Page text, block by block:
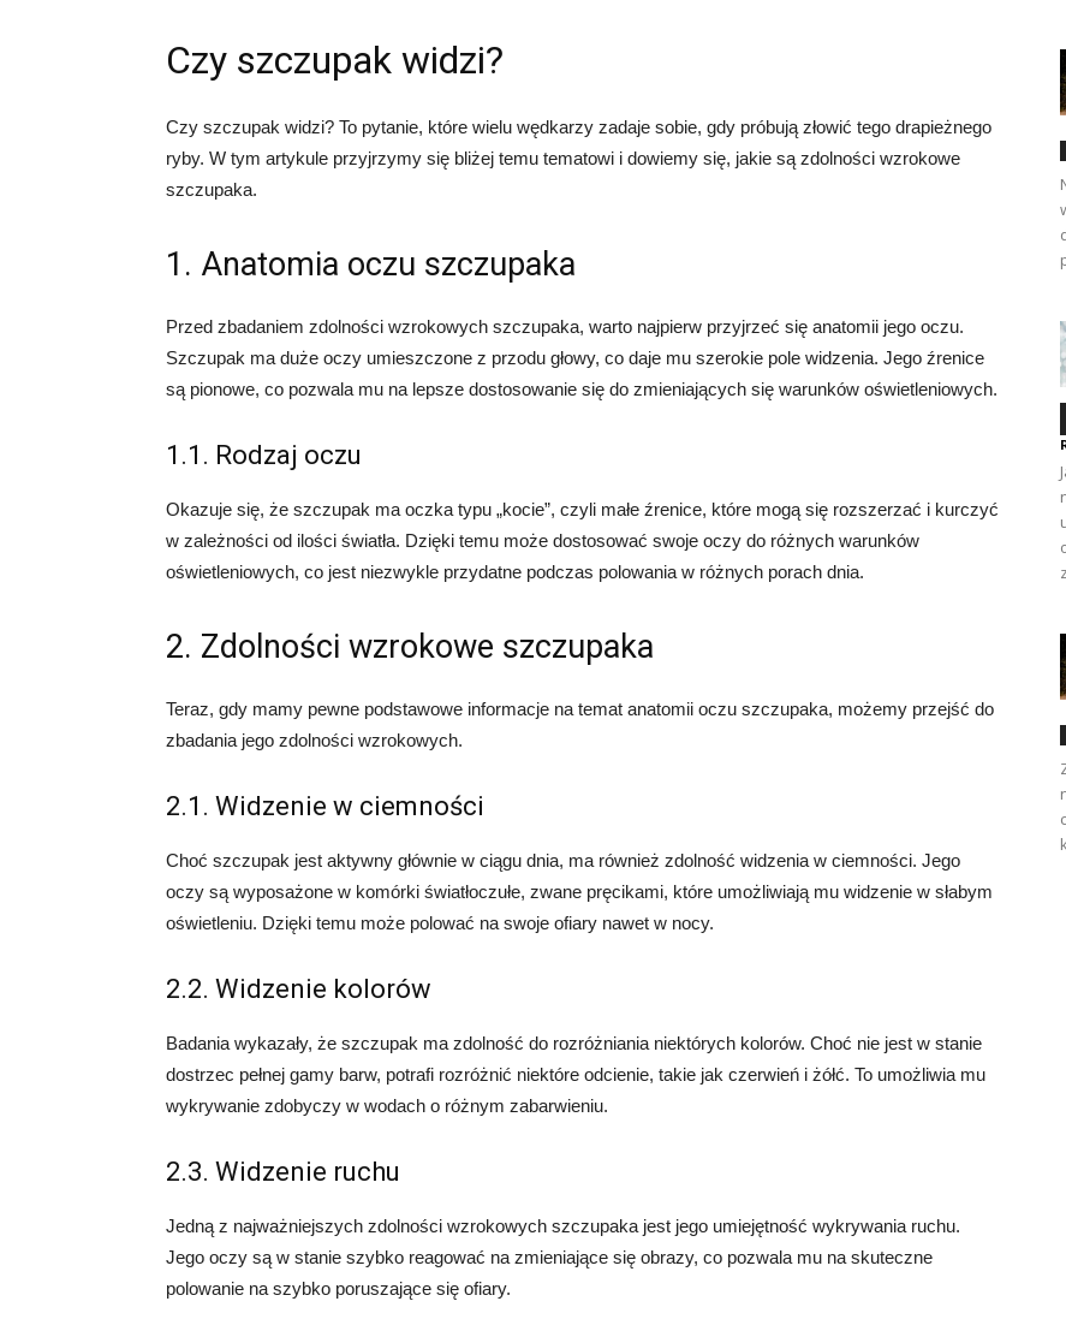
Czy szczupak widzi?
Czy szczupak widzi? To pytanie, które wielu wędkarzy zadaje sobie, gdy próbują złowić tego drapieżnego
ryby. W tym artykule przyjrzymy się bliżej temu tematowi i dowiemy się, jakie są zdolności wzrokowe
szczupaka.
1. Anatomia oczu szczupaka
Przed zbadaniem zdolności wzrokowych szczupaka, warto najpierw przyjrzeć się anatomii jego oczu.
Szczupak ma duże oczy umieszczone z przodu głowy, co daje mu szerokie pole widzenia. Jego źrenice
są pionowe, co pozwala mu na lepsze dostosowanie się do zmieniających się warunków oświetleniowych.
1.1. Rodzaj oczu
Okazuje się, że szczupak ma oczka typu „kocie”, czyli małe źrenice, które mogą się rozszerzać i kurczyć
w zależności od ilości światła. Dzięki temu może dostosować swoje oczy do różnych warunków
oświetleniowych, co jest niezwykle przydatne podczas polowania w różnych porach dnia.
2. Zdolności wzrokowe szczupaka
Teraz, gdy mamy pewne podstawowe informacje na temat anatomii oczu szczupaka, możemy przejść do
zbadania jego zdolności wzrokowych.
2.1. Widzenie w ciemności
Choć szczupak jest aktywny głównie w ciągu dnia, ma również zdolność widzenia w ciemności. Jego
oczy są wyposażone w komórki światłoczułe, zwane pręcikami, które umożliwiają mu widzenie w słabym
oświetleniu. Dzięki temu może polować na swoje ofiary nawet w nocy.
2.2. Widzenie kolorów
Badania wykazały, że szczupak ma zdolność do rozróżniania niektórych kolorów. Choć nie jest w stanie
dostrzec pełnej gamy barw, potrafi rozróżnić niektóre odcienie, takie jak czerwień i żółć. To umożliwia mu
wykrywanie zdobyczy w wodach o różnym zabarwieniu.
2.3. Widzenie ruchu
Jedną z najważniejszych zdolności wzrokowych szczupaka jest jego umiejętność wykrywania ruchu.
Jego oczy są w stanie szybko reagować na zmieniające się obrazy, co pozwala mu na skuteczne
polowanie na szybko poruszające się ofiary.